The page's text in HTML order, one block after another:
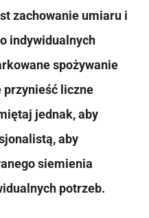
zachowanie umiaru i
indywidualnych
spożywanie
liczne
jednak, aby
aby
siemienia
potrzeb.